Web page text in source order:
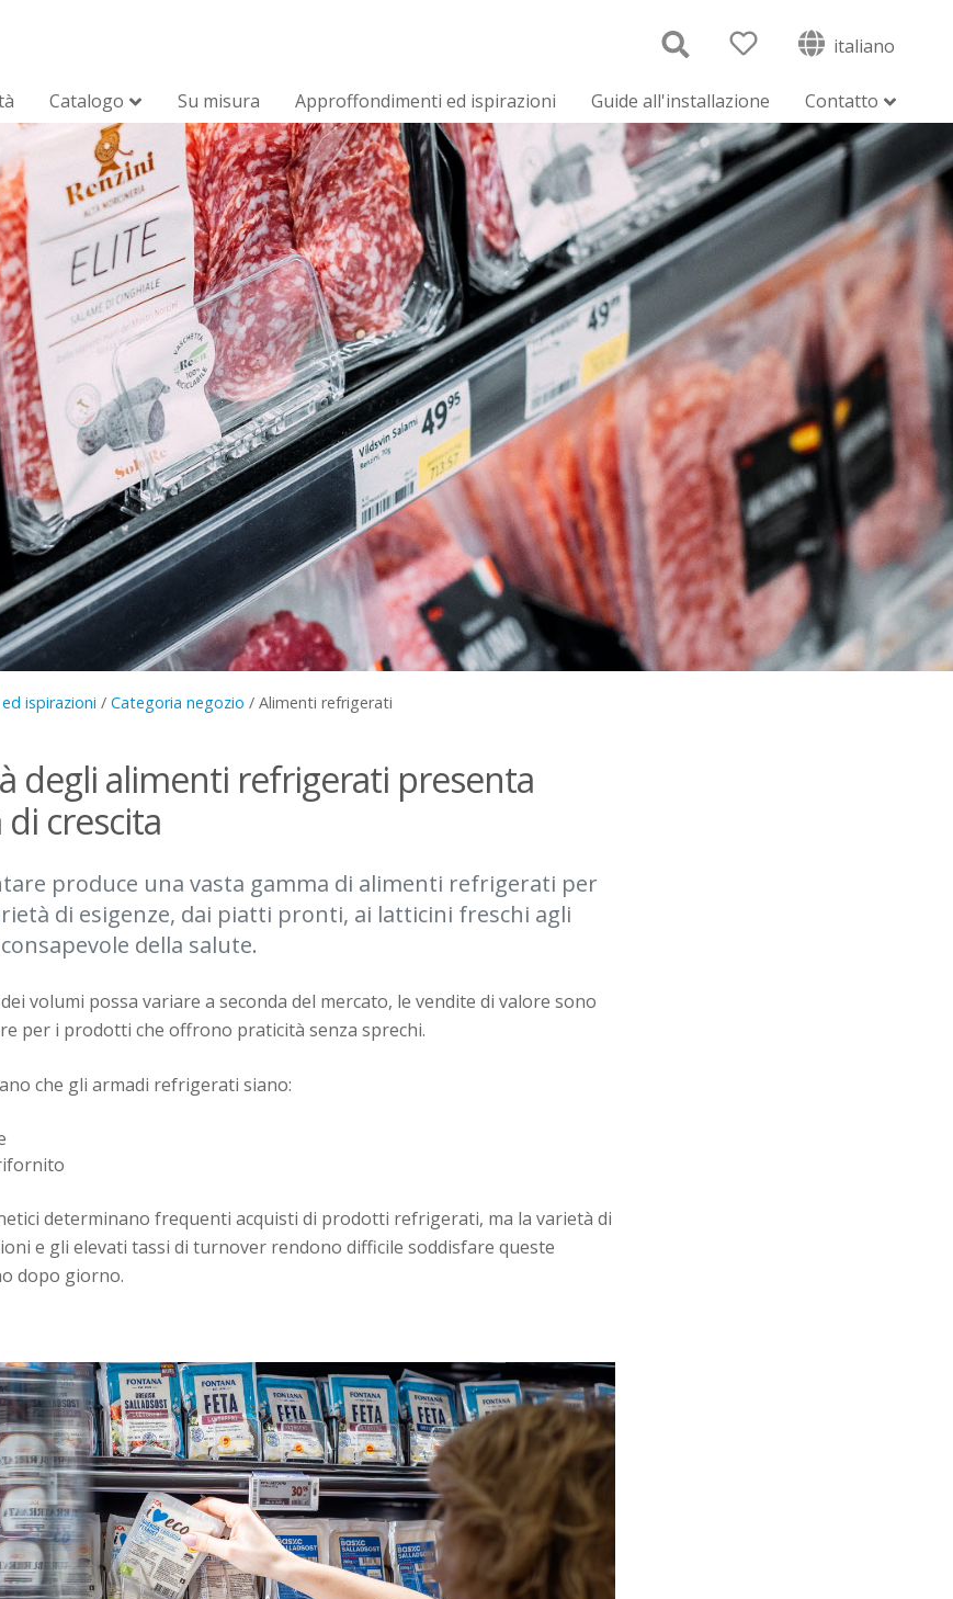
italiano
Catalogo Su misura Approffondimenti ed ispirazioni Guide all'installazione Contatto
ispirazioni / Categoria negozio / Alimenti refrigerati
degli alimenti refrigerati presenta
crescita
produce una vasta gamma di alimenti refrigerati per
di esigenze, dai piatti pronti, ai latticini freschi agli
della salute.
volumi possa variare a seconda del mercato, le vendite di valore sono
per i prodotti che offrono praticità senza sprechi.
che gli armadi refrigerati siano:
determinano frequenti acquisti di prodotti refrigerati, ma la varietà di
e gli elevati tassi di turnover rendono difficile soddisfare queste
dopo giorno.